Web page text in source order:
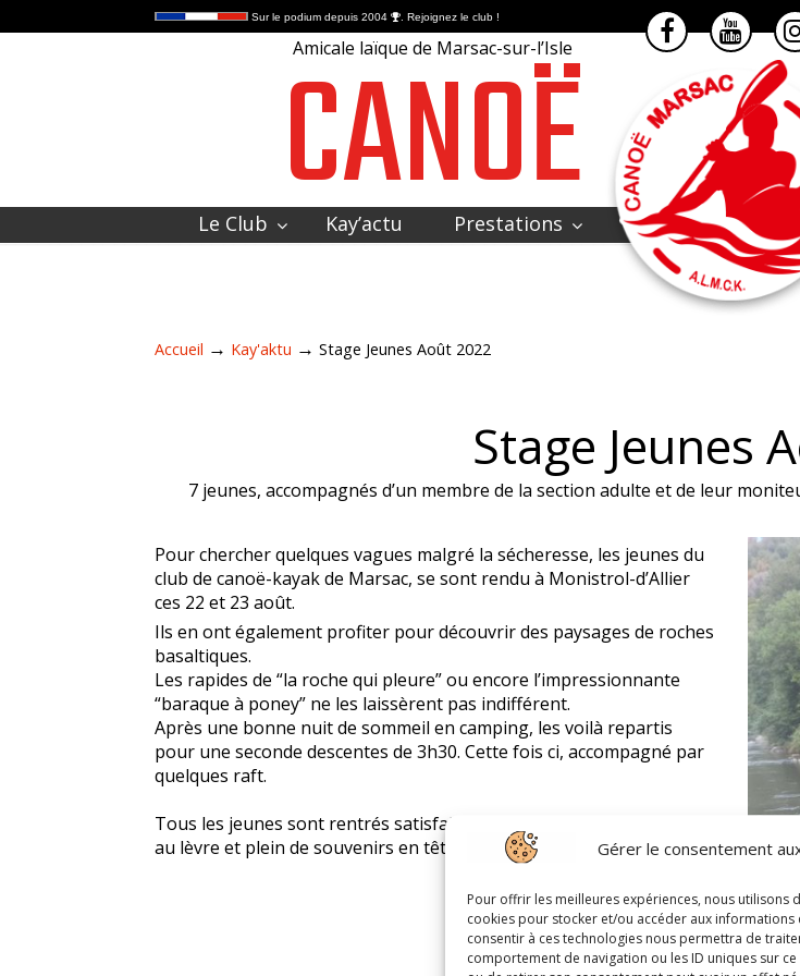
Gérer le consentement
Pour offrir les meilleures expériences, nous utilisons
cookies pour stocker et/ou accéder aux informations
consentir à ces technologies nous permettra de
comportement de navigation ou les ID uniques sur
Sur le podium depuis 2004 . Rejoignez le club !
Amicale laïque de Marsac-sur-l’Isle
CANOË
Le Club Kay’actu Prestations
Accueil → Kay'aktu → Stage Jeunes Août 2022
Stage Jeunes
7 jeunes, accompagnés d’un membre de la section adulte et de leur
Pour chercher quelques vagues malgré la sécheresse, les jeunes du
club de canoë-kayak de Marsac, se sont rendu à Monistrol-d’Allier
ces 22 et 23 août.
Ils en ont également profiter pour découvrir des paysages de roches
basaltiques.
Les rapides de “la roche qui pleure” ou encore l’impressionnante
“baraque à poney” ne les laissèrent pas indifférent.
Après une bonne nuit de sommeil en camping, les voilà repartis
pour une seconde descentes de 3h30. Cette fois ci, accompagné par
quelques raft.
Tous les jeunes sont rentrés satisfait de leur séjour, avec le sourire
au lèvre et plein de souvenirs en tête.